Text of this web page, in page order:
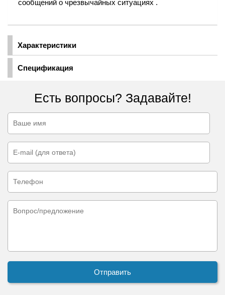
Характеристики
Спецификация
сообщений о чрезвычайных ситуациях .
Есть вопросы? Задавайте!